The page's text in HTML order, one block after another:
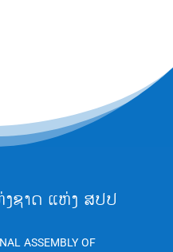
ຊາດ ແຫ່ງ ສປປ
ASSEMBLY OF